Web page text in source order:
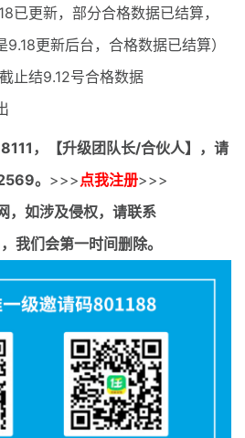
已更新，部分合格数据已结算，
9.18更新后台，合格数据已结算）
止结9.12号合格数据
，【升级团队长/合伙人】，请
。 >>> 点我注册>>>
，如涉及侵权，请联系
们会第一时间删除。